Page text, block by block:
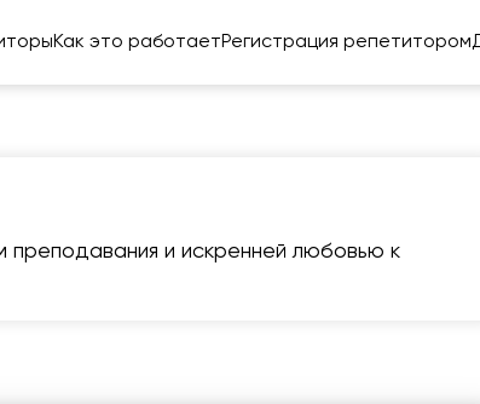
Как это работаетРегистрация репетитором
преподавания и искренней любовью к